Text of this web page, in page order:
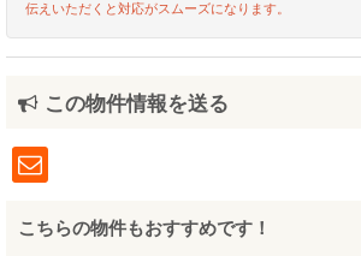
伝えいただくと対応がスムーズになります。
この物件情報を送る
こちらの物件もおすすめです！